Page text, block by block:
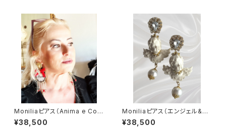
Moniliaピアス（Anima e Cour
e)
¥38,500
Moniliaピアス（エンジェル&パ
ール）
¥38,500